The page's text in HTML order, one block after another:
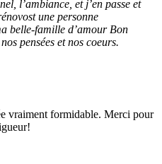
l’ambiance, et j’en passe et
une personne
belle-famille d’amour Bon
pensées et nos coeurs.
vraiment formidable. Merci pour